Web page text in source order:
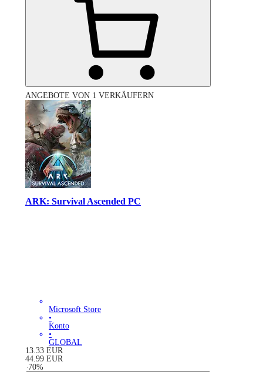
ANGEBOTE VON 1 VERKÄUFERN
ARK: Survival Ascended PC
Microsoft Store
•
Konto
•
GLOBAL
13.33 EUR
44.99 EUR
-70%